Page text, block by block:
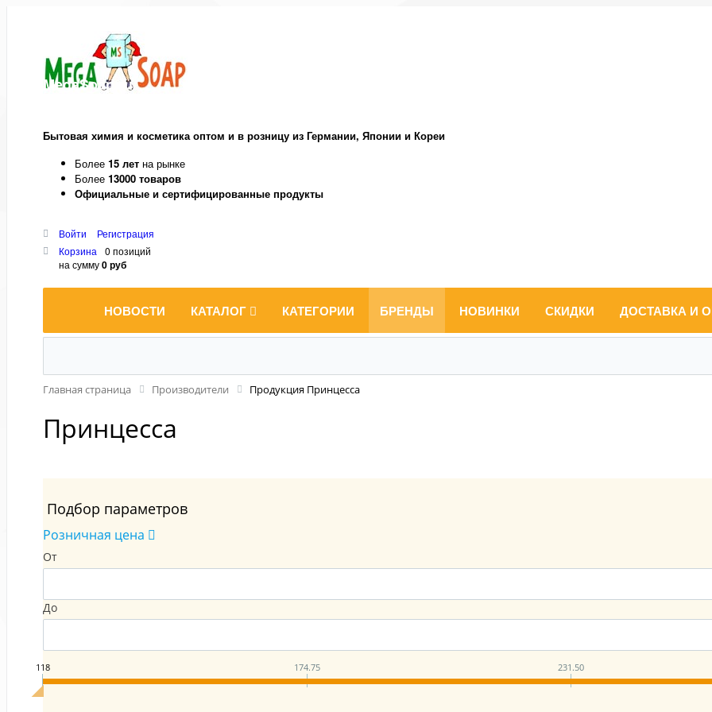
MegaSoap.ru
Бытовая химия и косметика оптом и в розницу из Германии, Японии и Кореи
Более 15 лет на рынке
Более 13000 товаров
Официальные и сертифицированные продукты
Войти
Регистрация
Корзина
0 позиций
на сумму0 руб
НОВОСТИ КАТАЛОГ КАТЕГОРИИ БРЕНДЫ НОВИНКИ СКИДКИ ДОСТАВКА И
Главная страница Производители Продукция Принцесса
Принцесса
Подбор параметров
Розничная цена
От
До
118 174.75 231.50